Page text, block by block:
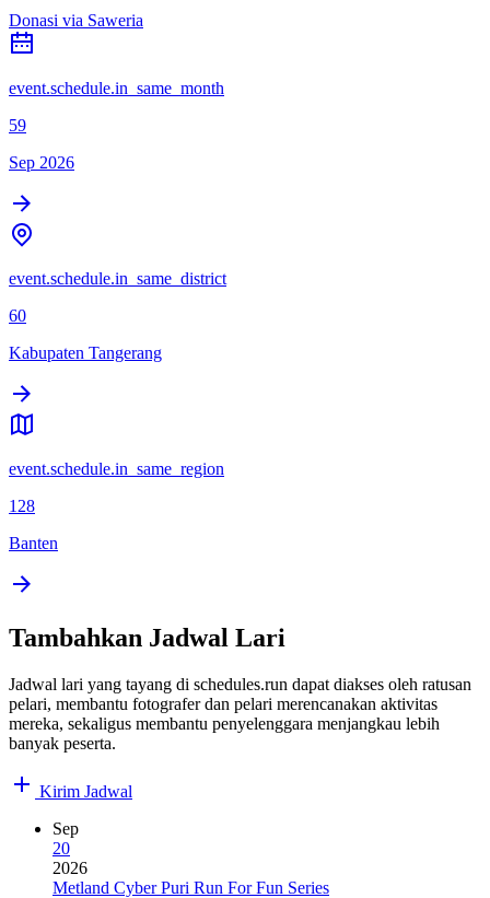
Donasi via Saweria
event.schedule.in_same_month
59
Sep 2026
event.schedule.in_same_district
60
Kabupaten Tangerang
event.schedule.in_same_region
128
Banten
Tambahkan Jadwal Lari
Jadwal lari yang tayang di schedules.run dapat diakses oleh ratusan
pelari, membantu fotografer dan pelari merencanakan aktivitas
mereka, sekaligus membantu penyelenggara menjangkau lebih
banyak peserta.
Kirim Jadwal
Sep
20
2026
Metland Cyber Puri Run For Fun Series